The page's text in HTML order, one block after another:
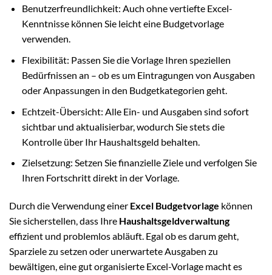
Benutzerfreundlichkeit: Auch ohne vertiefte Excel-
Kenntnisse können Sie leicht eine Budgetvorlage
verwenden.
Flexibilität: Passen Sie die Vorlage Ihren speziellen
Bedürfnissen an – ob es um Eintragungen von Ausgaben
oder Anpassungen in den Budgetkategorien geht.
Echtzeit-Übersicht: Alle Ein- und Ausgaben sind sofort
sichtbar und aktualisierbar, wodurch Sie stets die
Kontrolle über Ihr Haushaltsgeld behalten.
Zielsetzung: Setzen Sie finanzielle Ziele und verfolgen Sie
Ihren Fortschritt direkt in der Vorlage.
Durch die Verwendung einer Excel Budgetvorlage können
Sie sicherstellen, dass Ihre Haushaltsgeldverwaltung
effizient und problemlos abläuft. Egal ob es darum geht,
Sparziele zu setzen oder unerwartete Ausgaben zu
bewältigen, eine gut organisierte Excel-Vorlage macht es